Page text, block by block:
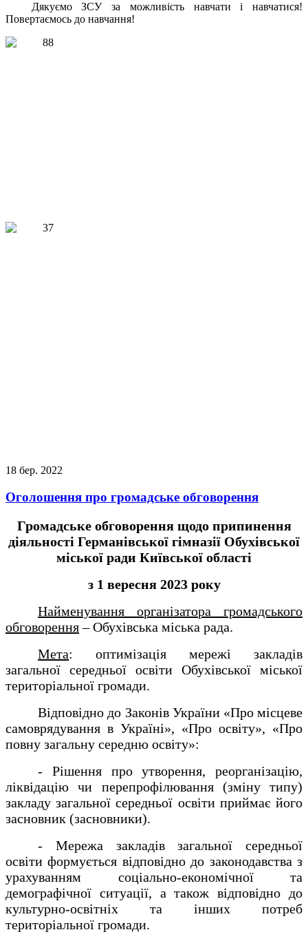
Дякуємо ЗСУ за можливість навчати і навчатися!
Повертаємось до навчання!
18 бер. 2022
Оголошення про громадське обговорення
Громадське обговорення щодо припинення
діяльності Германівської гімназії Обухівської
міської ради Київської області
з 1 вересня 2023року
Найменування організатора громадського
обговорення–Обухівська міська рада.
Мета: оптимізація мережі закладів
загальної середньої освіти Обухівської міської
територіальної громади.
Відповідно до Законів України «Про місцеве
самоврядування в Україні», «Про освіту», «Про
повну загальну середню освіту»:
- Рішення про утворення, реорганізацію,
ліквідацію чи перепрофілювання (зміну типу)
закладу загальної середньої освіти приймає його
засновник (засновники).
- Мережа закладів загальної середньої
освіти формується відповідно до законодавства з
урахуванням соціально-економічної та
демографічної ситуації, а також відповідно до
культурно-освітніх та інших потреб
територіальної громади.